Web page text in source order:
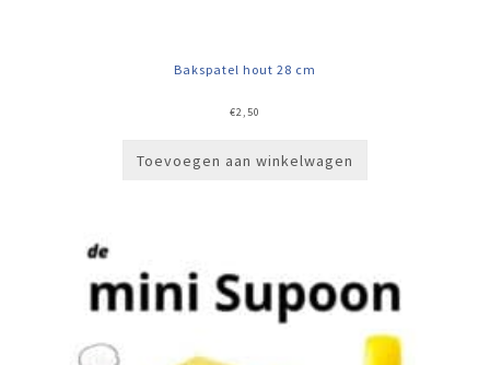
Bakspatel hout 28 cm
€2,50
Toevoegen aan winkelwagen